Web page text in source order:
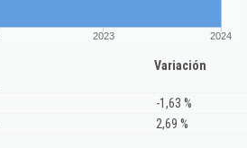
2023 2024
Variación
-1,63 %
2,69 %